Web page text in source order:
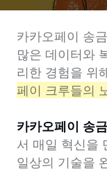
카카오페이 송
많은 데이터와
리한 경험을 위
페이 크루들의
카카오페이 송
서 매일 혁신을
일상의 기술을